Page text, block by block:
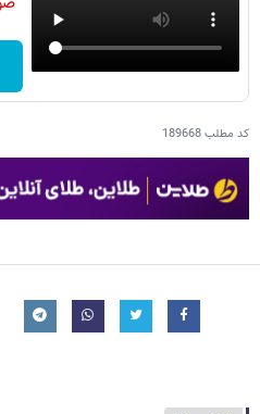
کد مطلب189668